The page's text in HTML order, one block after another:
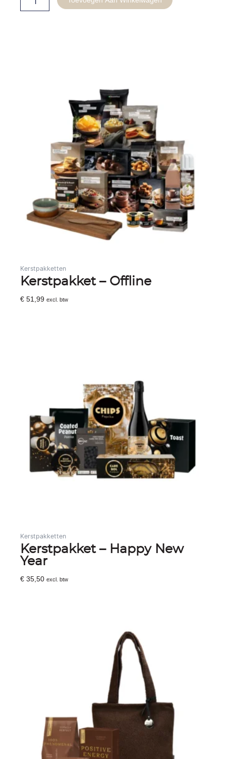
Kerstpakketten
Kerstpakket – Offline
€ 51,99 excl. btw
Kerstpakketten
Kerstpakket – Happy New
Year
€ 35,50 excl. btw